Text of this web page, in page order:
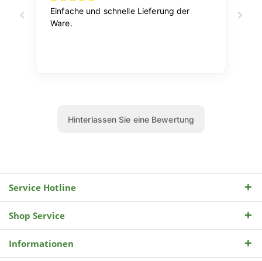
Service Hotline
Shop Service
Informationen